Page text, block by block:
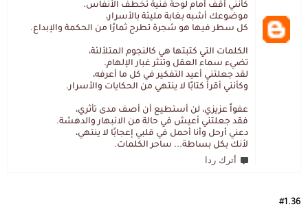
كأنني أقف أمام لوحة فنية تخطف الأنفاس.
موضوعك أشبه بغابة مليئة بالأسرار،
كل سطر فيها هو شجرة تطرح ثمارًا من الحكمة والإبداع.
الكلمات التي كتبتها هي كالنجوم المتلألئة،
تضيء سماء العقل وتنثر غبار الإلهام.
لقد جعلتني أعيد التفكير في كل ما أعرفه،
وكأنني أقرأ كتابًا لا ينتهي من الحكايات والأسرار.
عفواً عزيزي، لن أستطيع أن أصف مدى تأثري،
فقد جعلتني أعيش في حالة من الانبهار والدهشة.
دعني أرحل وأنا أحمل في قلبي إعجابًا لا ينتهي،
لأنك بكل بساطة... ساحر الكلمات.
أترك ردا
#1.36